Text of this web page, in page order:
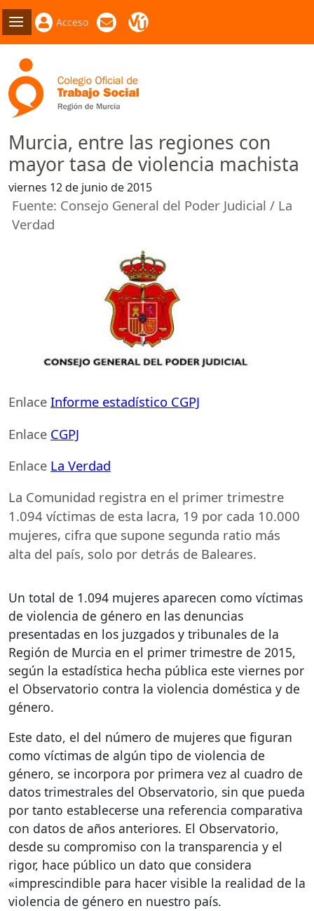
Acceso
Murcia, entre las regiones con
mayor tasa de violencia machista
viernes 12 de junio de 2015
Fuente: Consejo General del Poder Judicial / La
Verdad
Enlace Informe estadístico CGPJ
Enlace CGPJ
Enlace La Verdad
La Comunidad registra en el primer trimestre
1.094 víctimas de esta lacra, 19 por cada 10.000
mujeres, cifra que supone segunda ratio más
alta del país, solo por detrás de Baleares.
Un total de 1.094 mujeres aparecen como víctimas
de violencia de género en las denuncias
presentadas en los juzgados y tribunales de la
Región de Murcia en el primer trimestre de 2015,
según la estadística hecha pública este viernes por
el Observatorio contra la violencia doméstica y de
género.
Este dato, el del número de mujeres que figuran
como víctimas de algún tipo de violencia de
género, se incorpora por primera vez al cuadro de
datos trimestrales del Observatorio, sin que pueda
por tanto establecerse una referencia comparativa
con datos de años anteriores. El Observatorio,
desde su compromiso con la transparencia y el
rigor, hace público un dato que considera
«imprescindible para hacer visible la realidad de la
violencia de género en nuestro país.